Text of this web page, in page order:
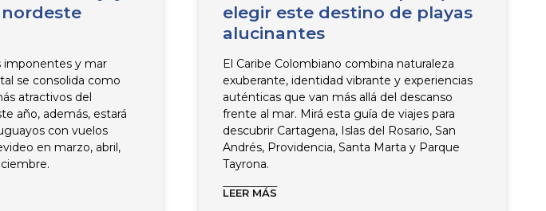
imponentes y mar
se consolida como
atractivos del
año, además, estará
con vuelos
en marzo, abril,
elegir este destino de playas
alucinantes
El Caribe Colombiano combina naturaleza
exuberante, identidad vibrante y experiencias
auténticas que van más allá del descanso
frente al mar. Mirá esta guía de viajes para
descubrir Cartagena, Islas del Rosario, San
Andrés, Providencia, Santa Marta y Parque
Tayrona.
LEER MÁS